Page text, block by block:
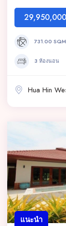
731.00 SQM
3 ห้องนอน
Hua Hin
แนะนำ